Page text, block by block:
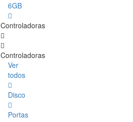
6GB
Controladoras
Controladoras
Ver
todos
Disco
Portas